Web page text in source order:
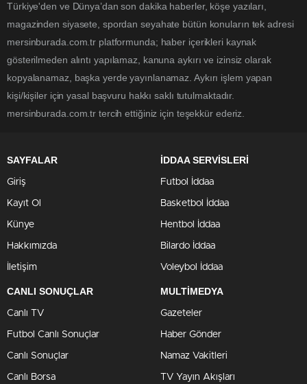
Türkiye'den ve Dünya’dan son dakika haberler, köşe yazıları,
magazinden siyasete, spordan seyahate bütün konuların tek adresi
mersinburada.com.tr platformunda; haber içerikleri kaynak
gösterilmeden alıntı yapılamaz, kanuna aykırı ve izinsiz olarak
kopyalanamaz, başka yerde yayınlanamaz. Aykırı işlem yapan
kişi/kişiler için yasal başvuru hakkı saklı tutulmaktadır.
mersinburada.com.tr tercih ettiğiniz için teşekkür ederiz.
SAYFALAR
Giriş
Kayıt Ol
Künye
Hakkımızda
İletişim
İDDAA SERVİSLERİ
Futbol İddaa
Basketbol İddaa
Hentbol İddaa
Bilardo İddaa
Voleybol İddaa
CANLI SONUÇLAR
Canlı TV
Futbol Canlı Sonuçlar
Canlı Sonuçlar
Canlı Borsa
MULTİMEDYA
Gazeteler
Haber Gönder
Namaz Vakitleri
TV Yayın Akışları